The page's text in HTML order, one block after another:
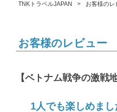
TNKトラベルJAPAN お客様のレ
お客様のレビュー
【ベトナム戦争の激戦
1人でも楽しめまし